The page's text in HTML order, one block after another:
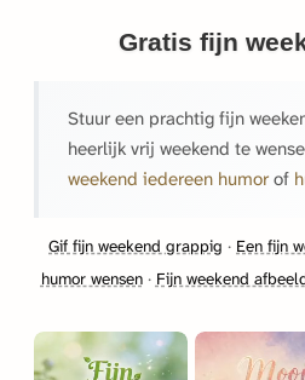
Gratis fijn
Stuur een prachtig fijn
heerlijk vrij weekend te
weekend iedereen humor of
Gif fijn weekend grappig · Een fijn
humor wensen· Fijn weekend